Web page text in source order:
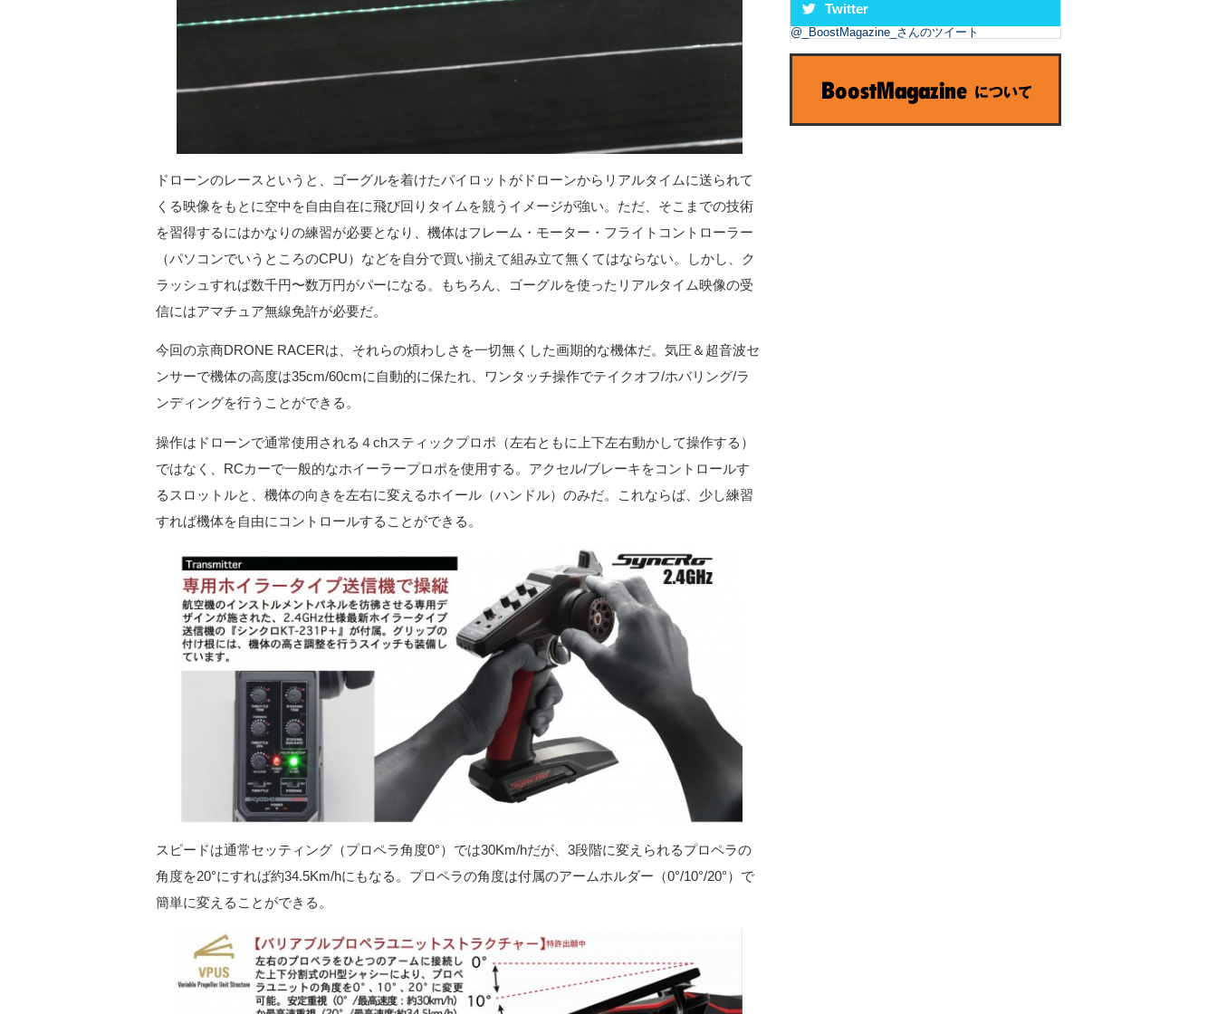
ドローンのレースというと、ゴーグルを着けたパイロットがドローンからリアルタイムに送られて
くる映像をもとに空中を自由自在に飛び回りタイムを競うイメージが強い。ただ、そこまでの技術
を習得するにはかなりの練習が必要となり、機体はフレーム・モーター・フライトコントローラー
（パソコンでいうところのCPU）などを自分で買い揃えて組み立て無くてはならない。しかし、ク
ラッシュすれば数千円〜数万円がパーになる。もちろん、ゴーグルを使ったリアルタイム映像の受
信にはアマチュア無線免許が必要だ。
今回の京商DRONE RACERは、それらの煩わしさを一切無くした画期的な機体だ。気圧＆超音波セ
ンサーで機体の高度は35cm/60cmに自動的に保たれ、ワンタッチ操作でテイクオフ/ホバリング/ラ
ンディングを行うことができる。
操作はドローンで通常使用される４chスティックプロポ（左右ともに上下左右動かして操作する）
ではなく、RCカーで一般的なホイーラープロポを使用する。アクセル/ブレーキをコントロールす
るスロットルと、機体の向きを左右に変えるホイール（ハンドル）のみだ。これならば、少し練習
すれば機体を自由にコントロールすることができる。
スピードは通常セッティング（プロペラ角度0°）では30Km/hだが、3段階に変えられるプロペラの
角度を20°にすれば約34.5Km/hにもなる。プロペラの角度は付属のアームホルダー（0°/10°/20°）で
簡単に変えることができる。
Twitter
@_BoostMagazine_さんのツイート